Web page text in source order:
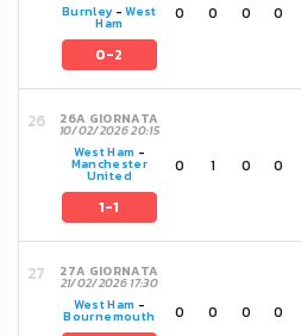
Burnley-West
Ham
0-2
0 0 0 0
26A GIORNATA
10/02/2026 20:15
West Ham -
Manchester
United
1-1
0 1 0 0
27A GIORNATA
21/02/2026 17:30
West Ham -
Bournemouth 0 0 0 0